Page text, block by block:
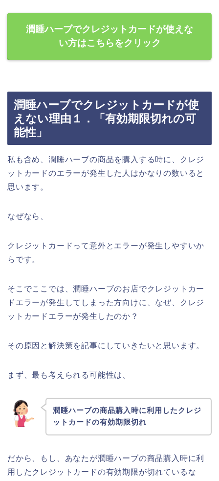
潤睡ハーブでクレジットカードが使えな
い方はこちらをクリック
潤睡ハーブでクレジットカードが使
えない理由１．「有効期限切れの可
能性」
私も含め、潤睡ハーブの商品を購入する時に、クレジ
ットカードのエラーが発生した人はかなりの数いると
思います。
なぜなら、
クレジットカードって意外とエラーが発生しやすいか
らです。
そこでここでは、潤睡ハーブのお店でクレジットカー
ドエラーが発生してしまった方向けに、なぜ、クレジ
ットカードエラーが発生したのか？
その原因と解決策を記事にしていきたいと思います。
まず、最も考えられる可能性は、
潤睡ハーブの商品購入時に利用したクレジ
ットカードの有効期限切れ
だから、もし、あなたが潤睡ハーブの商品購入時に利
用したクレジットカードの有効期限が切れているな